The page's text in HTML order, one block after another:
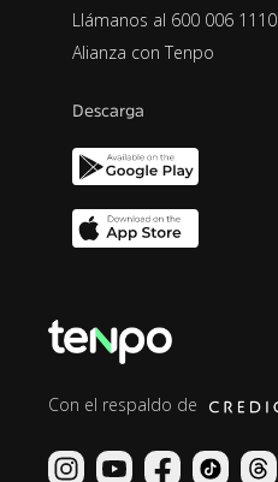
Llámanos al 600 006 1110
Alianza con Tenpo
Descarga
Con el respaldo de